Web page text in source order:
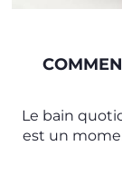
Le bain
est un